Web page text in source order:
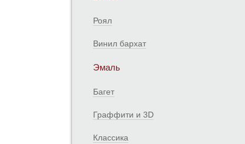
Роял
Винил бархат
Эмаль
Багет
Граффити и 3D
Классика